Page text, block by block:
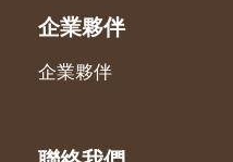
企業夥伴
企業夥伴